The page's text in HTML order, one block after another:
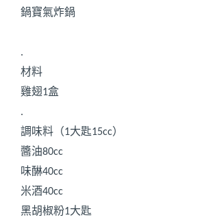
鍋寶氣炸鍋
.
材料
雞翅1盒
.
調味料（1大匙15cc）
醬油80cc
味醂40cc
米酒40cc
黑胡椒粉1大匙